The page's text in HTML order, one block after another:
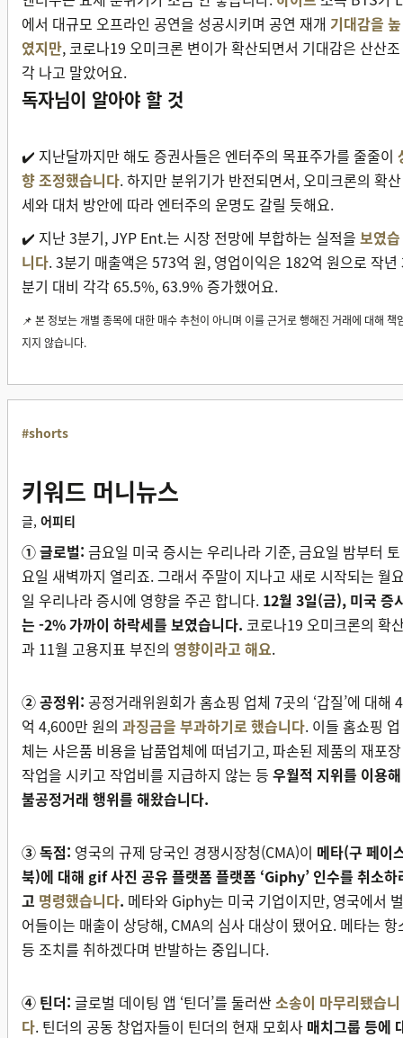
에서 대규모 오프라인 공연을 성공시키며 공연 재개 기대감을 높
였지만, 코로나19 오미크론 변이가 확산되면서 기대감은 산산조
각 나고 말았어요.
독자님이 알아야 할 것
✔️ 지난달까지만 해도 증권사들은 엔터주의 목표주가를 줄줄이
향 조정했습니다. 하지만 분위기가 반전되면서, 오미크론의 확산
세와 대처 방안에 따라 엔터주의 운명도 갈릴 듯해요.
✔️ 지난 3분기, JYP Ent.는 시장 전망에 부합하는 실적을 보였습
니다. 3분기 매출액은 573억 원, 영업이익은 182억 원으로 작년
분기 대비 각각 65.5%, 63.9% 증가했어요.
📌 본 정보는 개별 종목에 대한 매수 추천이 아니며 이를 근거로 행해진 거래에 대해 책
지지 않습니다.
#shorts
키워드 머니뉴스
글, 어피티
① 글로벌: 금요일 미국 증시는 우리나라 기준, 금요일 밤부터 토
요일 새벽까지 열리죠. 그래서 주말이 지나고 새로 시작되는 월
일 우리나라 증시에 영향을 주곤 합니다. 12월 3일(금), 미국 증
는 -2% 가까이 하락세를 보였습니다. 코로나19 오미크론의 확
과 11월 고용지표 부진의 영향이라고 해요.
② 공정위: 공정거래위원회가 홈쇼핑 업체 7곳의 ‘갑질’에 대해
억 4,600만 원의 과징금을 부과하기로 했습니다. 이들 홈쇼핑 업
체는 사은품 비용을 납품업체에 떠넘기고, 파손된 제품의 재포장
작업을 시키고 작업비를 지급하지 않는 등 우월적 지위를 이용해
불공정거래 행위를 해왔습니다.
③ 독점: 영국의 규제 당국인 경쟁시장청(CMA)이 메타(구 페이
북)에 대해 gif 사진 공유 플랫폼 플랫폼 ‘Giphy’ 인수를 취소하
고 명령했습니다. 메타와 Giphy는 미국 기업이지만, 영국에서 벌
어들이는 매출이 상당해, CMA의 심사 대상이 됐어요. 메타는 항
등 조치를 취하겠다며 반발하는 중입니다.
④ 틴더: 글로벌 데이팅 앱 ‘틴더’를 둘러싼소송이 마무리됐습니
다. 틴더의 공동 창업자들이 틴더의 현재 모회사 매치그룹 등에